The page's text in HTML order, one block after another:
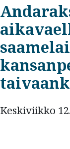
Keskiviikko